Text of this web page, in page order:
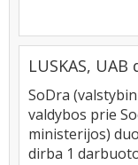
LUSKAS,
SoDra
valdybos prie
ministerijos)
dirba 1